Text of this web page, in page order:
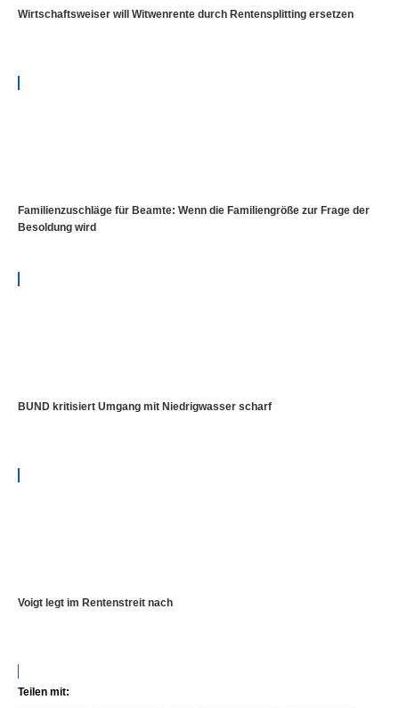
Wirtschaftsweiser will Witwenrente durch Rentensplitting ersetzen
Familienzuschläge für Beamte: Wenn die Familiengröße zur Frage der
Besoldung wird
BUND kritisiert Umgang mit Niedrigwasser scharf
Voigt legt im Rentenstreit nach
Teilen mit: